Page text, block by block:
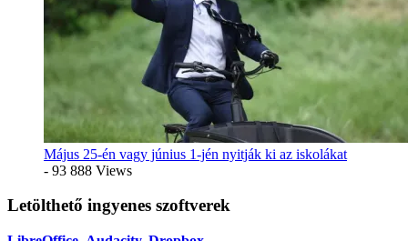
Május 25-én vagy június 1-jén nyitják ki az iskolákat
- 93 888 Views
Letölthető ingyenes szoftverek